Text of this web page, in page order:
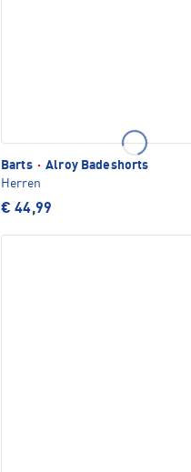
Barts · Alroy Badeshorts
Herren
€ 44,99